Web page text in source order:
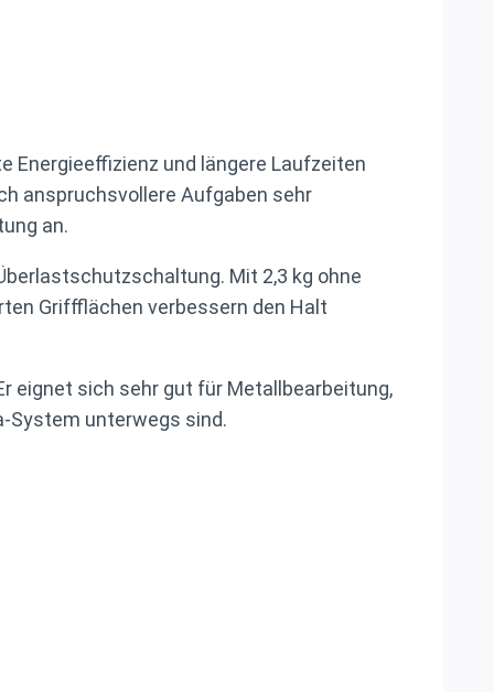
Energieeffizienz und längere Laufzeiten
anspruchsvollere Aufgaben sehr
an.
Mit 2,3 kg ohne
Griffflächen verbessern den Halt
eignet sich sehr gut für Metallbearbeitung,
System unterwegs sind.